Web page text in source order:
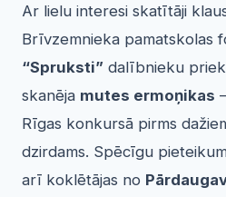
Ar lielu interesi skatītāji
Brīvzemnieka pamatskolas
“Spruksti” dalībnieku
skanēja mutes ermoņikas
Rīgas konkursā pirms
dzirdams. Spēcīgu
arī koklētājas no